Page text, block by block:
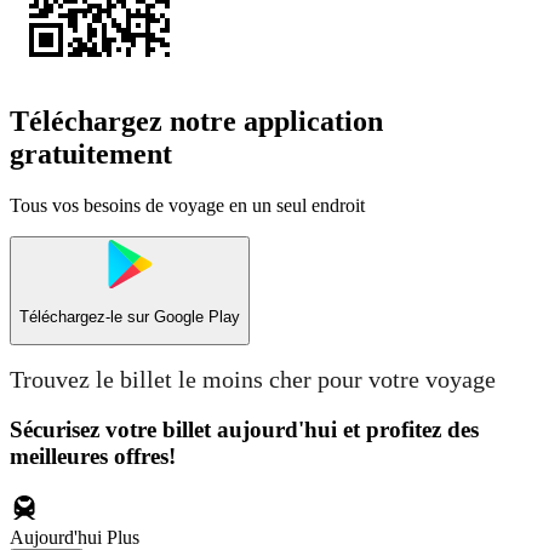
Téléchargez notre application
gratuitement
Tous vos besoins de voyage en un seul endroit
Téléchargez-le sur Google Play
Trouvez le billet le moins cher pour votre voyage
Sécurisez votre billet aujourd'hui et profitez des
meilleures offres!
Aujourd'hui Plus